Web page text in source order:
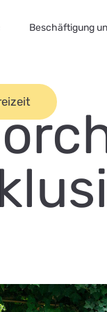
Beschäftigung